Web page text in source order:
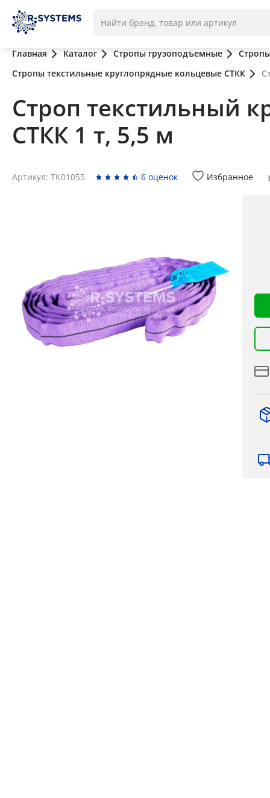
Главная Каталог Стропы грузоподъемные
Стропы текстильные круглопрядные кольцевые СТКК
Строп текстильный
СТКК 1 т, 5,5 м
Артикул: TK01055 6 оценок Избранное